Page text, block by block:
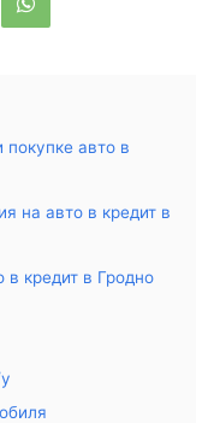
авто в
на авто в кредит в
кредит в Гродно